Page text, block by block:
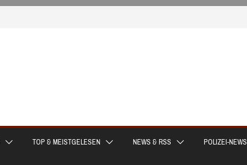
TOP & MEISTGELESEN NEWS & RSS POLIZEI-NEWS